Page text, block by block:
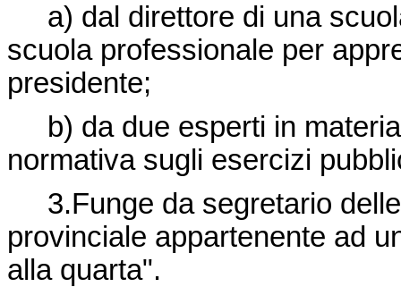
a) dal direttore di una
scuola professionale per
presidente;
b) da due esperti in
normativa sugli esercizi
3.Funge da segretario
provinciale appartenente ad
alla quarta".